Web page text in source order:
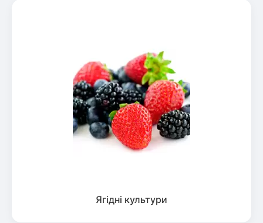
Ягідні культури